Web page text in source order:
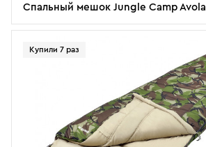
Спальный мешок Jungle Camp Avola
Купили 7 раз